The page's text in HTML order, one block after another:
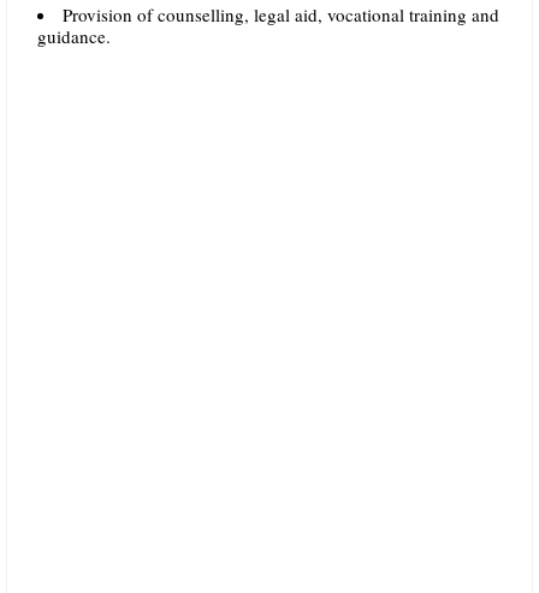
Provision of counselling, legal aid, vocational training and
guidance.